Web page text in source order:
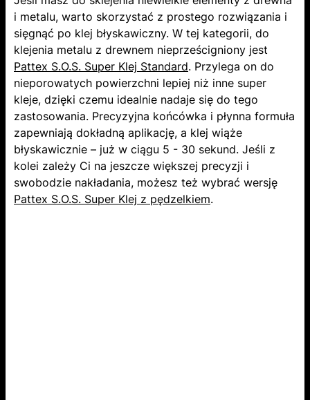
i metalu, warto skorzystać z prostego rozwiązania i
sięgnąć po klej błyskawiczny. W tej kategorii, do
klejenia metalu z drewnem nieprześcigniony jest
Pattex S.O.S. Super Klej Standard. Przylega on do
nieporowatych powierzchni lepiej niż inne super
kleje, dzięki czemu idealnie nadaje się do tego
zastosowania. Precyzyjna końcówka i płynna formuła
zapewniają dokładną aplikację, a klej wiąże
błyskawicznie – już w ciągu 5 - 30 sekund. Jeśli z
kolei zależy Ci na jeszcze większej precyzji i
swobodzie nakładania, możesz też wybrać wersję
Pattex S.O.S. Super Klej z pędzelkiem.